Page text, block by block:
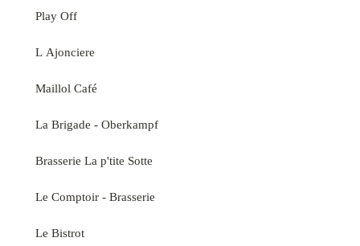
Play Off
L Ajonciere
Maillol Café
La Brigade - Oberkampf
Brasserie La p'tite Sotte
Le Comptoir - Brasserie
Le Bistrot